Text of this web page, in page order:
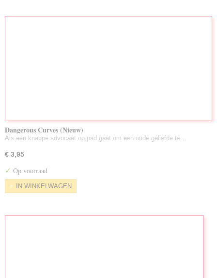
Dangerous Curves (Nieuw)
Als een knappe advocaat op pad gaat om een oude geliefde te…
€ 3,95
✓ Op voorraad
IN WINKELWAGEN